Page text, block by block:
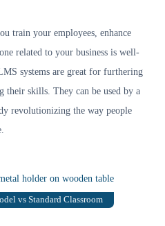
train your employees, enhance
related to your business is well-
systems are great for furthering
their skills. They can be used by a
revolutionizing the way people
vs Standard Classroom